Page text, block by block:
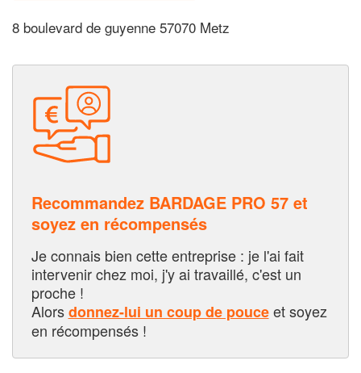
8 boulevard de guyenne 57070 Metz
Recommandez BARDAGE PRO 57 et
soyez en récompensés
Je connais bien cette entreprise : je l'ai fait
intervenir chez moi, j'y ai travaillé, c'est un
proche !
Alorsdonnez-lui un coup de pouceet soyez
en récompensés !